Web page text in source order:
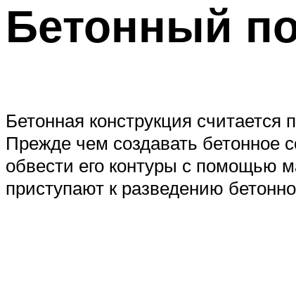
Бетонный
Бетонная конструкция
Прежде чем создавать бетонное
обвести его контуры с помощью
приступают к разведению